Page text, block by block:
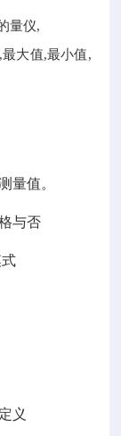
量仪,
大值,最小值,
量值。
与否
义